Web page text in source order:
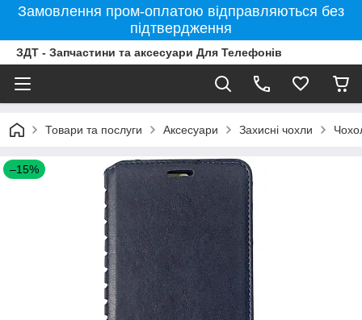
Замовлення пром-оплатою відправляються без
підтвердження
ЗДТ - Запчастини та аксесуари Для Телефонів
Товари та послуги Аксесуари Захисні чохли
–15%